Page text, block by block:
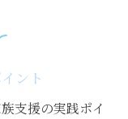
ント
支援の実践ポイ